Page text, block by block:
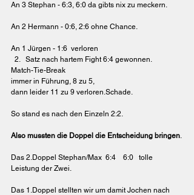
An 3 Stephan - 6:3, 6:0 da gibts nix zu meckern.
An 2 Hermann - 0:6, 2:6 ohne Chance.
An 1 Jürgen - 1:6  verloren
Satz nach hartem Fight 6:4 gewonnen.
Match-Tie-Break
immer in Führung, 8 zu 5,
dann leider 11 zu 9 verloren.Schade.
So stand es nach den Einzeln 2:2.
Also mussten die Doppel die Entscheidung bringen.
Das 2.Doppel Stephan/Max  6:4    6:0   tolle
Leistung der Zwei.
Das 1.Doppel stellten wir um damit Jochen nach